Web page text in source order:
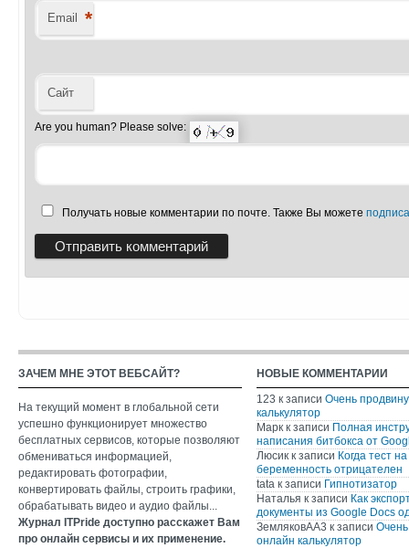
Email *
Сайт
Are you human? Please solve:
Получать новые комментарии по почте. Также Вы можете
ЗАЧЕМ МНЕ ЭТОТ ВЕБСАЙТ?
На текущий момент в глобальной сети
успешно функционирует множество
бесплатных сервисов, которые позволяют
обмениваться информацией,
редактировать фотографии,
конвертировать файлы, строить графики,
обрабатывать видео и аудио файлы...
Журнал ITPride доступно расскажет Вам
про онлайн сервисы и их применение.
НОВЫЕ КОММЕНТАРИИ
123 к записи Очень
калькулятор
Марк к записи Полная
написания битбокса от
Люсик к записи Когда тест на
беременность отрицателен
tata к записи Гипнотизатор
Наталья к записи Как
документы из Google Docs
ЗемляковАА3 к записи
онлайн калькулятор